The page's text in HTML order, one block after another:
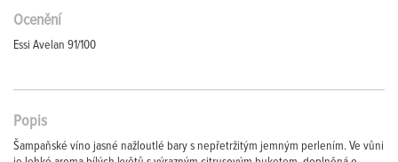
Ocenění
Essi Avelan 91/100
Popis
Šampaňské víno jasné nažloutlé bary s nepřetržitým jemným perlením. Ve vůni